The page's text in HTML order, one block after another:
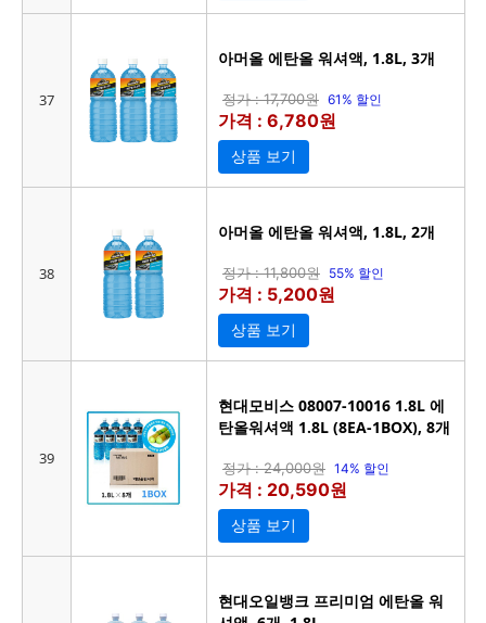
37
아머올 에탄올 워셔액, 1.8L, 3개
정가 : 17,700원 61% 할인
가격 : 6,780원
상품 보기
38
아머올 에탄올 워셔액, 1.8L, 2개
정가 : 11,800원 55% 할인
가격 : 5,200원
상품 보기
39
현대모비스 08007-10016 1.8L 에
탄올워셔액 1.8L (8EA-1BOX), 8개
정가 : 24,000원 14% 할인
가격 : 20,590원
상품 보기
현대오일뱅크 프리미엄 에탄올 워